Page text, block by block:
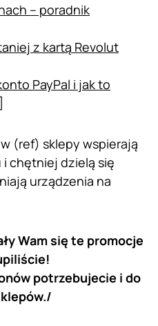
– poradnik
z kartą Revolut
PayPal i jak to
(ref) sklepy wspierają
chętniej dzielą się
urządzenia na
Wam się te promocje
potrzebujecie i do